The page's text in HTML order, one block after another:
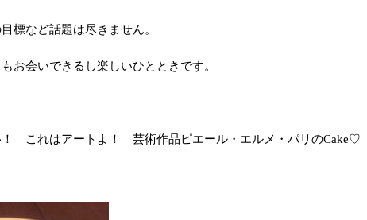
標など話題は尽きません。
お会いできるし楽しいひとときです。
！ これはアートよ！ 芸術作品ピエール・エルメ・パリのCake♡